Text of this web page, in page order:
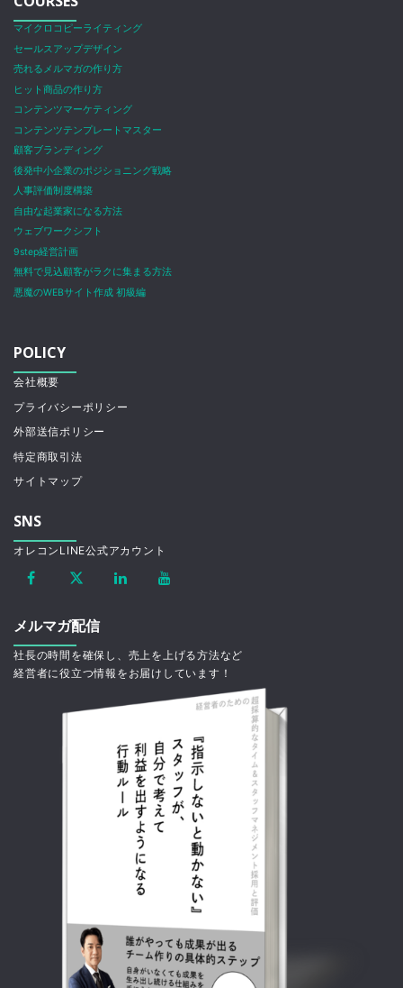
マイクロコピーライティング
セールスアップデザイン
売れるメルマガの作り方
ヒット商品の作り方
コンテンツマーケティング
コンテンツテンプレートマスター
顧客ブランディング
後発中小企業のポジショニング戦略
人事評価制度構築
自由な起業家になる方法
ウェブワークシフト
9step経営計画
無料で見込顧客がラクに集まる方法
悪魔のWEBサイト作成 初級編
POLICY
会社概要
プライバシーポリシー
外部送信ポリシー
特定商取引法
サイトマップ
SNS
オレコンLINE公式アカウント
メルマガ配信
社長の時間を確保し、売上を上げる方法など
経営者に役立つ情報をお届けしています！